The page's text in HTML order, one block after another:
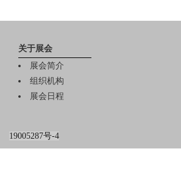
关于展会
展会简介
组织机构
展会日程
19005287号-4